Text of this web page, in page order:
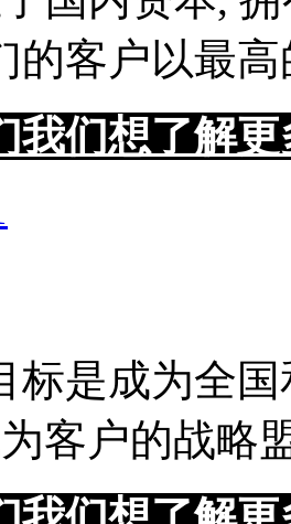
的客户以最
我们想了解更
标是成为全
客户的战略